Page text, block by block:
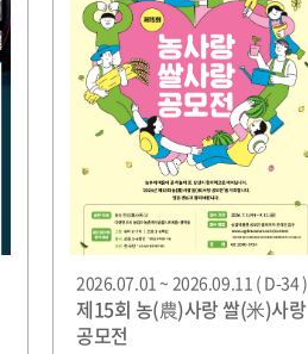
2026.07.01 ~ 2026.09.11 ( D-34 )
제15회 농(農)사랑 쌀(米)사랑
공모전